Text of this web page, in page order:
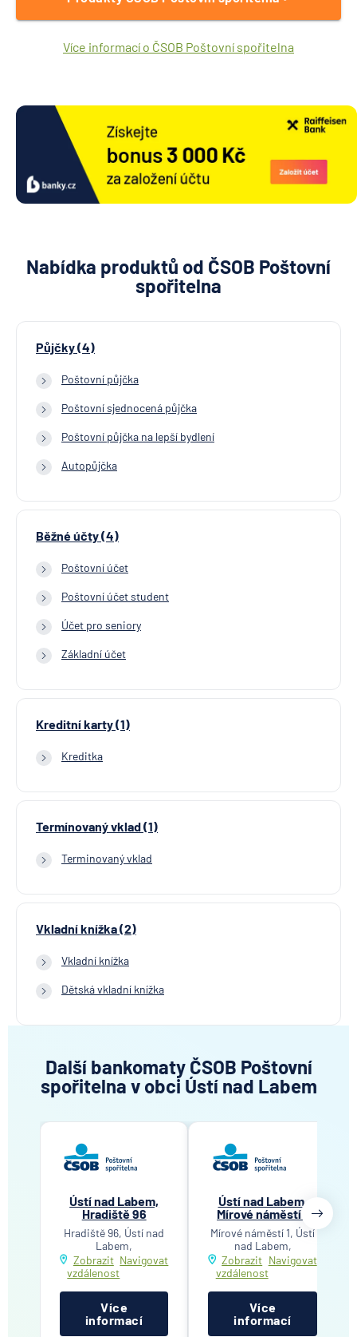
Více informací o ČSOB Poštovní spořitelna
Nabídka produktů od ČSOB Poštovní
spořitelna
Půjčky (4)
Poštovní půjčka
Poštovní sjednocená půjčka
Poštovní půjčka na lepší bydlení
Autopůjčka
Běžné účty (4)
Poštovní účet
Poštovní účet student
Účet pro seniory
Základní účet
Kreditní karty (1)
Kreditka
Termínovaný vklad (1)
Terminovaný vklad
Vkladní knížka (2)
Vkladní knížka
Dětská vkladní knížka
Další bankomaty ČSOB Poštovní
spořitelna v obci Ústí nad Labem
Ústí nad Labem,
Hradiště 96
Hradiště 96, Ústí nad
Labem,
Zobrazit
vzdálenost
Navigovat
Více
informací
Ústí nad Labem,
Mírové náměstí 1
Mírové náměstí 1, Ústí
nad Labem,
Zobrazit
vzdálenost
Navigovat
Více
informací